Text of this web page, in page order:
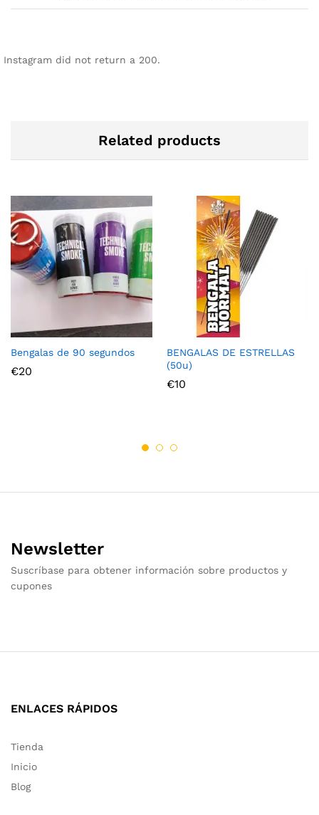
Instagram did not return a 200.
Related products
Bengalas de 90 segundos
€20
BENGALAS DE ESTRELLAS
(50u)
€10
Newsletter
Suscríbase para obtener información sobre productos y
cupones
ENLACES RÁPIDOS
Tienda
Inicio
Blog